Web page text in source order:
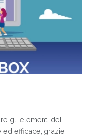
gli elementi del
ed efficace, grazie